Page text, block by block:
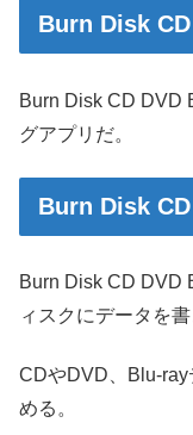
Burn Disk
Burn Disk CD DVD
グアプリだ。
Burn Disk
Burn Disk CD DVD
ィスクにデータを
CDやDVD、Blu-ray
める。